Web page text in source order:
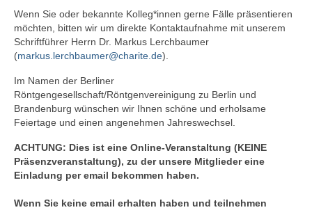
Wenn Sie oder bekannte Kolleg*innen gerne Fälle präsentieren
möchten, bitten wir um direkte Kontaktaufnahme mit unserem
Schriftführer Herrn Dr. Markus Lerchbaumer
(markus.lerchbaumer@charite.de).
Im Namen der Berliner
Röntgengesellschaft/Röntgenvereinigung zu Berlin und
Brandenburg wünschen wir Ihnen schöne und erholsame
Feiertage und einen angenehmen Jahreswechsel.
ACHTUNG: Dies ist eine Online-Veranstaltung (KEINE
Präsenzveranstaltung), zu der unsere Mitglieder eine
Einladung per email bekommen haben.
Wenn Sie keine email erhalten haben und teilnehmen